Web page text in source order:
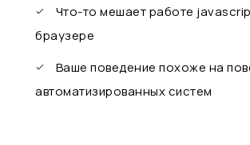
Что-то мешает работе
браузере
Ваше поведение похоже на
автоматизированных систем